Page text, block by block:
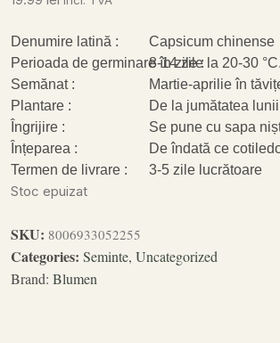
Denumire latină :
Capsicum chinense
Perioada de germinare în zile :8-14 zile la 20-30 °C.
Semănat :
Martie-aprilie în
Plantare :
De la jumătatea
Îngrijire :
Se pune cu sapa
Înțeparea :
De îndată ce
Termen de livrare :
3-5 zile lucrătoare
Stoc epuizat
SKU: 8006933052255
Categories: Seminte, Uncategorized
Brand: Blumen